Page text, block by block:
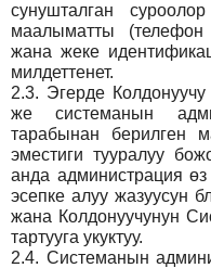
сунушталган
маалыматты
жана жеке
милдеттенет.
2.3. Эгерде
же системанын
тарабынан берилген
эместиги тууралуу
анда администрация
эсепке алуу жазуусун
жана Колдонуучунун
тартууга укуктуу.
2.4. Системанын